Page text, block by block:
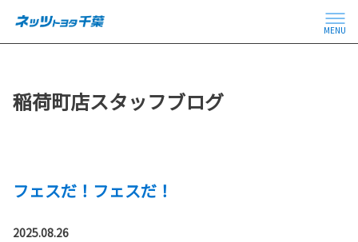
MENU
稲荷町店スタッフブログ
フェスだ！フェスだ！
2025.08.26